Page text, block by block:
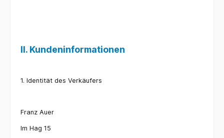
II. Kundeninformationen
1. Identität des Verkäufers
Franz Auer
Im Hag 15